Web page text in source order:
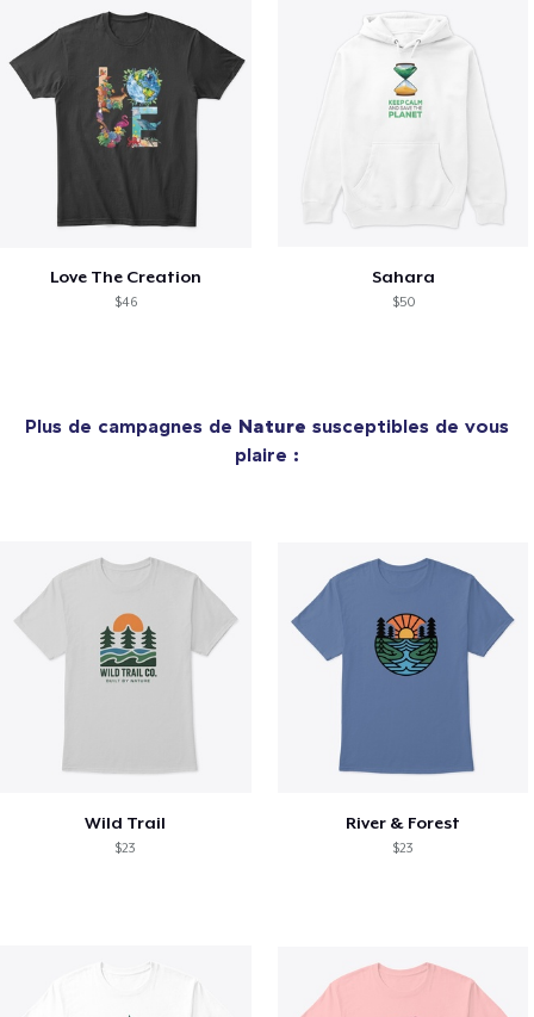
Love The Creation
$46
Sahara
$50
Plus de campagnes de Nature susceptibles de vous
plaire :
Wild Trail
$23
River & Forest
$23